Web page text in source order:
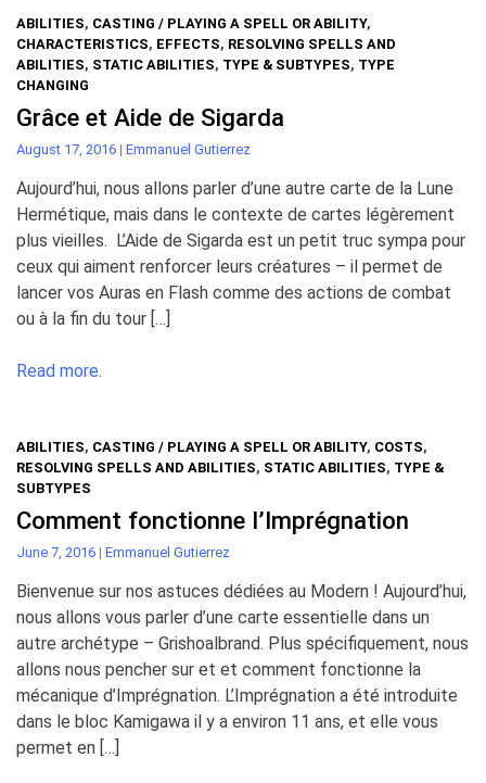
ABILITIES, CASTING / PLAYING A SPELL OR ABILITY,
CHARACTERISTICS, EFFECTS, RESOLVING SPELLS AND
ABILITIES, STATIC ABILITIES, TYPE & SUBTYPES, TYPE
CHANGING
Grâce et Aide de Sigarda
August 17, 2016 | Emmanuel Gutierrez
Aujourd’hui, nous allons parler d’une autre carte de la Lune
Hermétique, mais dans le contexte de cartes légèrement
plus vieilles. L’Aide de Sigarda est un petit truc sympa pour
ceux qui aiment renforcer leurs créatures – il permet de
lancer vos Auras en Flash comme des actions de combat
ou à la fin du tour […]
Read more.
ABILITIES, CASTING / PLAYING A SPELL OR ABILITY, COSTS,
RESOLVING SPELLS AND ABILITIES, STATIC ABILITIES, TYPE &
SUBTYPES
Comment fonctionne l’Imprégnation
June 7, 2016 | Emmanuel Gutierrez
Bienvenue sur nos astuces dédiées au Modern ! Aujourd’hui,
nous allons vous parler d’une carte essentielle dans un
autre archétype – Grishoalbrand. Plus spécifiquement, nous
allons nous pencher sur et et comment fonctionne la
mécanique d’Imprégnation. L’Imprégnation a été introduite
dans le bloc Kamigawa il y a environ 11 ans, et elle vous
permet en […]